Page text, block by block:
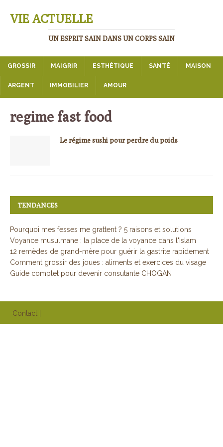
VIE ACTUELLE
UN ESPRIT SAIN DANS UN CORPS SAIN
GROSSIR MAIGRIR ESTHÉTIQUE SANTÉ MAISON
ARGENT IMMOBILIER AMOUR
regime fast food
Le régime sushi pour perdre du poids
TENDANCES
Pourquoi mes fesses me grattent ? 5 raisons et solutions
Voyance musulmane : la place de la voyance dans l'Islam
12 remèdes de grand-mère pour guérir la gastrite rapidement
Comment grossir des joues : aliments et exercices du visage
Guide complet pour devenir consutante CHOGAN
Contact